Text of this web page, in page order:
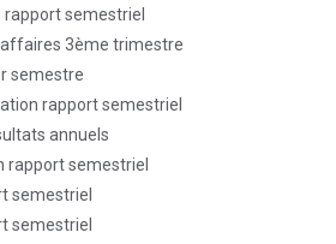
rapport semestriel
3ème trimestre
semestre
rapport semestriel
annuels
rapport semestriel
semestriel
semestriel